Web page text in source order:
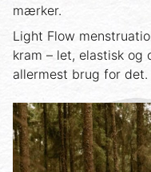
mærker.
Light Flow
kram – let, elastisk og
allermest brug for det.